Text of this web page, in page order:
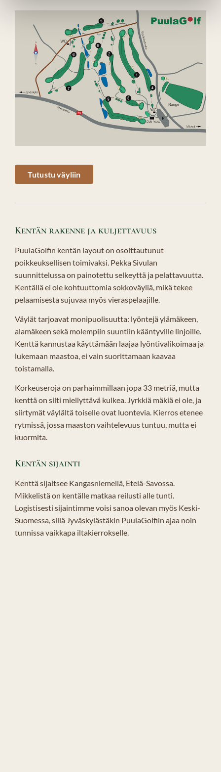
Tutustu väyliin
Kentän rakenne ja kuljettavuus
PuulaGolfin kentän layout on osoittautunut
poikkeuksellisen toimivaksi. Pekka Sivulan
suunnittelussa on painotettu selkeyttä ja pelattavuutta.
Kentällä ei ole kohtuuttomia sokkoväyliä, mikä tekee
pelaamisesta sujuvaa myös vieraspelaajille.
Väylät tarjoavat monipuolisuutta: lyöntejä ylämäkeen,
alamäkeen sekä molempiin suuntiin kääntyville linjoille.
Kenttä kannustaa käyttämään laajaa lyöntivalikoimaa ja
lukemaan maastoa, ei vain suorittamaan kaavaa
toistamalla.
Korkeuseroja on parhaimmillaan jopa 33 metriä, mutta
kenttä on silti miellyttävä kulkea. Jyrkkiä mäkiä ei ole, ja
siirtymät väylältä toiselle ovat luontevia. Kierros etenee
rytmissä, jossa maaston vaihtelevuus tuntuu, mutta ei
kuormita.
Kentän sijainti
Kenttä sijaitsee Kangasniemellä, Etelä-Savossa.
Mikkelistä on kentälle matkaa reilusti alle tunti.
Logistisesti sijaintimme voisi sanoa olevan myös Keski-
Suomessa, sillä Jyväskylästäkin PuulaGolfiin ajaa noin
tunnissa vaikkapa iltakierrokselle.